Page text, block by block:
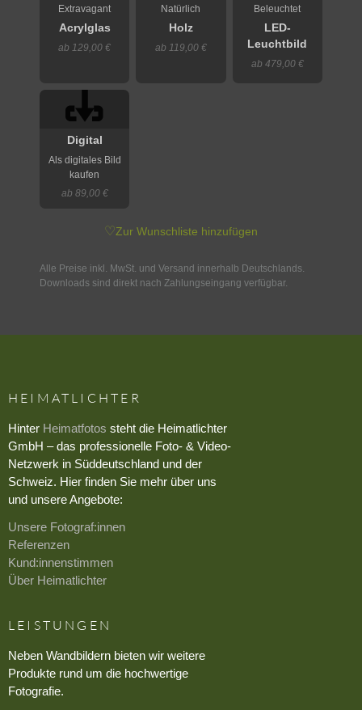
Extravagant
Acrylglas
ab 129,00 €
Natürlich
Holz
ab 119,00 €
Beleuchtet
LED-
Leuchtbild
ab 479,00 €
Digital
Als digitales Bild
kaufen
ab 89,00 €
♡Zur Wunschliste hinzufügen
Alle Preise inkl. MwSt. und Versand innerhalb Deutschlands.
Downloads sind direkt nach Zahlungseingang verfügbar.
HEIMATLICHTER
Hinter Heimatfotos steht die Heimatlichter
GmbH – das professionelle Foto- & Video-
Netzwerk in Süddeutschland und der
Schweiz. Hier finden Sie mehr über uns
und unsere Angebote:
Unsere Fotograf:innen
Referenzen
Kund:innenstimmen
Über Heimatlichter
LEISTUNGEN
Neben Wandbildern bieten wir weitere
Produkte rund um die hochwertige
Fotografie.